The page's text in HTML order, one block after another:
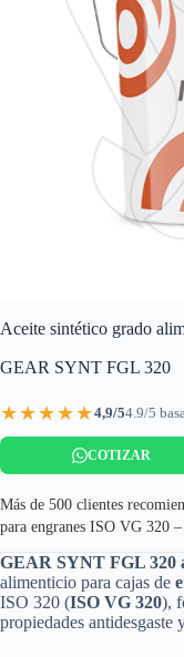
Aceite sintético grado
GEAR SYNT FGL 320
★★★★★4,9/54.9/5
COTIZAR
Más de 500 clientes
para engranes ISO VG 320
GEAR SYNT FGL 320
alimenticio para cajas de
ISO 320 (ISO VG 320),
propiedades antidesgaste